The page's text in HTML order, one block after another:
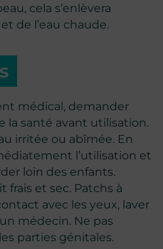
cela s’enlèvera
de l’eau chaude.
médical, demander
la santé avant utilisation.
irritée ou abîmée. En
l’utilisation et
loin des enfants.
frais et sec. Patchs à
avec les yeux, laver
médecin. Ne pas
parties génitales.